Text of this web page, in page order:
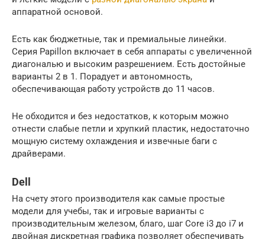
аппаратной основой.
Есть как бюджетные, так и премиальные линейки.
Серия Papillon включает в себя аппараты с увеличенной
диагональю и высоким разрешением. Есть достойные
варианты 2 в 1. Порадует и автономность,
обеспечивающая работу устройств до 11 часов.
Не обходится и без недостатков, к которым можно
отнести слабые петли и хрупкий пластик, недостаточно
мощную систему охлаждения и извечные баги с
драйверами.
Dell
На счету этого производителя как самые простые
модели для учебы, так и игровые варианты с
производительным железом, благо, шаг Core i3 до i7 и
двойная дискретная графика позволяет обеспечивать